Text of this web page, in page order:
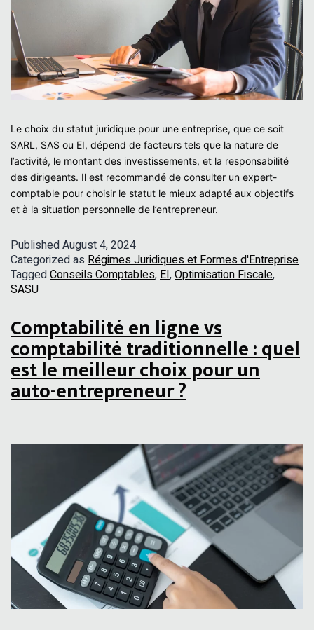
Le choix du statut juridique pour une entreprise, que ce soit
SARL, SAS ou EI, dépend de facteurs tels que la nature de
l’activité, le montant des investissements, et la responsabilité
des dirigeants. Il est recommandé de consulter un expert-
comptable pour choisir le statut le mieux adapté aux objectifs
et à la situation personnelle de l’entrepreneur.
PublishedAugust 4, 2024
Categorized as Régimes Juridiques et Formes d'Entreprise
TaggedConseils Comptables,EI,Optimisation Fiscale,
SASU
Comptabilité en ligne vs
comptabilité traditionnelle : quel
est le meilleur choix pour un
auto-entrepreneur ?